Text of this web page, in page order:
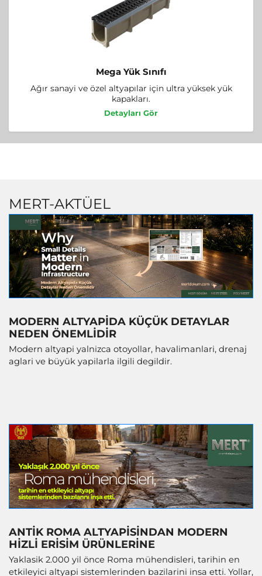
Mega Yük Sınıfı
Ağır sanayi ve özel altyapılar için ultra yüksek yük
kapakları.
Detayları Gör
MERT-AKTÜEL
MODERN ALTYAPIDA KÜÇÜK DETAYLAR
NEDEN ÖNEMLIDIR
Modern altyapi yalnizca otoyollar, havalimanlari, drenaj
aglari ve büyük yapilarla ilgili degildir.
ANTIK ROMA ALTYAPISINDAN MODERN
HIZLI ERISIM ÜRÜNLERINE
Yaklasik 2.000 yil önce Roma mühendisleri, tarihin en
etkileyici altyapi sistemlerinden bazilarini insa etti. Yollar,